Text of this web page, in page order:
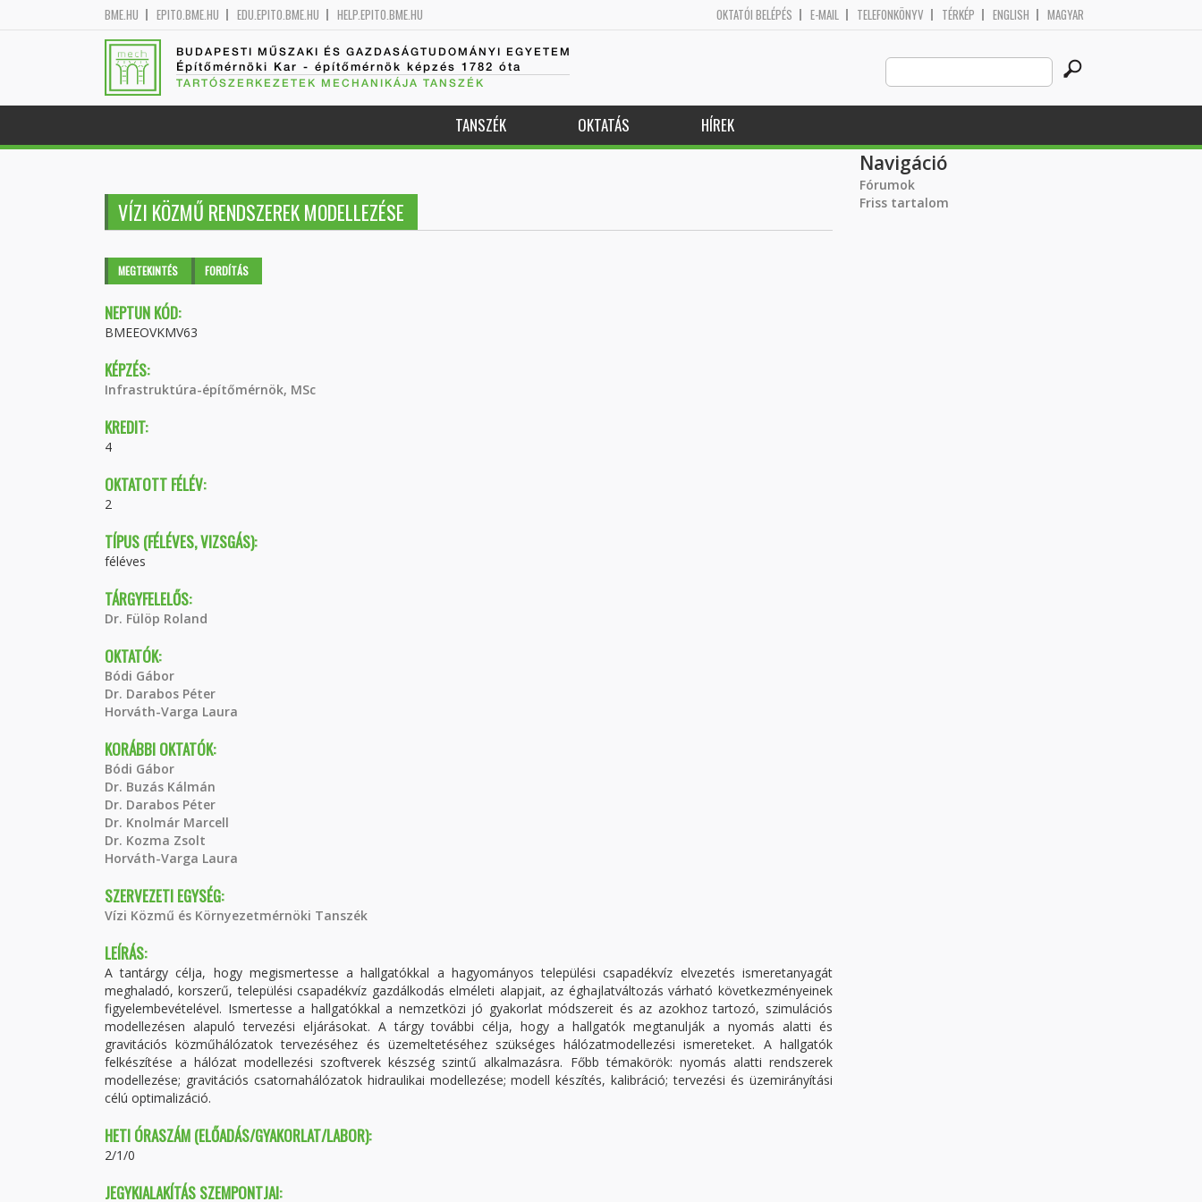
BME.HU EPITO.BME.HU EDU.EPITO.BME.HU HELP.EPITO.BME.HU OKTATÓI BELÉPÉS E-MAIL TELEFONKÖNYV TÉRKÉP ENGLISH MAGYAR
BUDAPESTI MŰSZAKI ÉS GAZDASÁGTUDOMÁNYI EGYETEM
Építőmérnöki Kar - építőmérnök képzés 1782 óta
TARTÓSZERKEZETEK MECHANIKÁJA TANSZÉK
Search
this
site
TANSZÉK OKTATÁS HÍREK
VÍZI KÖZMŰ RENDSZEREK MODELLEZÉSE
Elsődleges fülek
MEGTEKINTÉS (AKTÍVFORDÍTÁS
NEPTUN KÓD:
BMEEOVKMV63
KÉPZÉS:
Infrastruktúra-építőmérnök, MSc
KREDIT:
4
OKTATOTT FÉLÉV:
2
TÍPUS (FÉLÉVES, VIZSGÁS):
féléves
TÁRGYFELELŐS:
Dr. Fülöp Roland
OKTATÓK:
Bódi Gábor
Dr. Darabos Péter
Horváth-Varga Laura
KORÁBBI OKTATÓK:
Bódi Gábor
Dr. Buzás Kálmán
Dr. Darabos Péter
Dr. Knolmár Marcell
Dr. Kozma Zsolt
Horváth-Varga Laura
SZERVEZETI EGYSÉG:
Vízi Közmű és Környezetmérnöki Tanszék
LEÍRÁS:
A tantárgy célja, hogy megismertesse a hallgatókkal a hagyományos települési csapadékvíz elvezetés ismeretanyagát
meghaladó, korszerű, települési csapadékvíz gazdálkodás elméleti alapjait, az éghajlatváltozás várható következményeinek
figyelembevételével. Ismertesse a hallgatókkal a nemzetközi jó gyakorlat módszereit és az azokhoz tartozó, szimulációs
modellezésen alapuló tervezési eljárásokat. A tárgy további célja, hogy a hallgatók megtanulják a nyomás alatti és
gravitációs közműhálózatok tervezéséhez és üzemeltetéséhez szükséges hálózatmodellezési ismereteket. A hallgatók
felkészítése a hálózat modellezési szoftverek készség szintű alkalmazásra. Főbb témakörök: nyomás alatti rendszerek
modellezése; gravitációs csatornahálózatok hidraulikai modellezése; modell készítés, kalibráció; tervezési és üzemirányítási
célú optimalizáció.
HETI ÓRASZÁM (ELŐADÁS/GYAKORLAT/LABOR):
2/1/0
JEGYKIALAKÍTÁS SZEMPONTJAI:
Navigáció
Fórumok
Friss tartalom